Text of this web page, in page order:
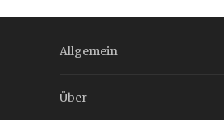
Allgemein
Über